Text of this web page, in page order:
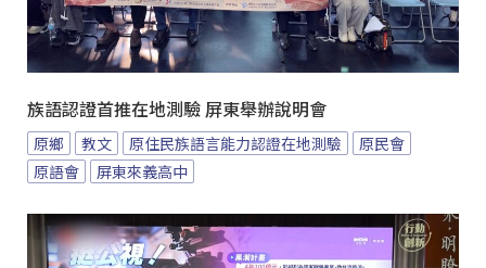
族語認證首推在地測驗 屏東舉辦說明會
原鄉 教文 原住民族語言能力認證在地測驗
原民會
原語會
屏東來義高中